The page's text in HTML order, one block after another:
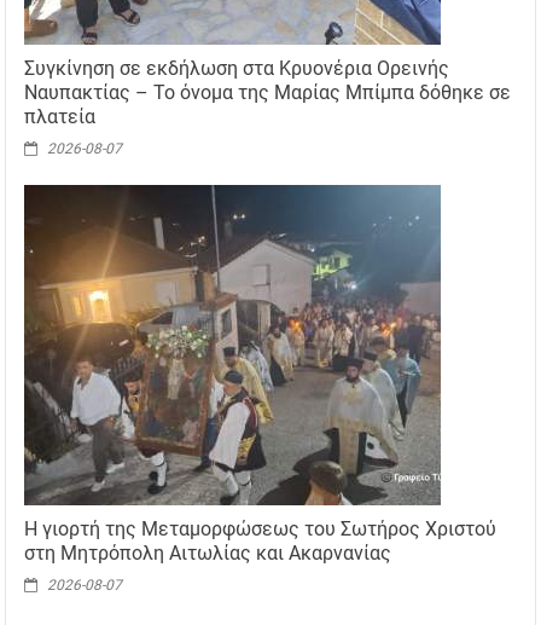
Συγκίνηση σε εκδήλωση στα Κρυονέρια Ορεινής
Ναυπακτίας – Το όνομα της Μαρίας Μπίμπα δόθηκε σε
πλατεία
2026-08-07
Η γιορτή της Μεταμορφώσεως του Σωτήρος Χριστού
στη Μητρόπολη Αιτωλίας και Ακαρνανίας
2026-08-07